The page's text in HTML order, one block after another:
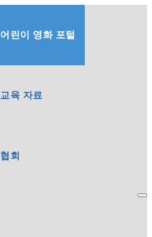
어린이 영화 포털
교육 자료
협회